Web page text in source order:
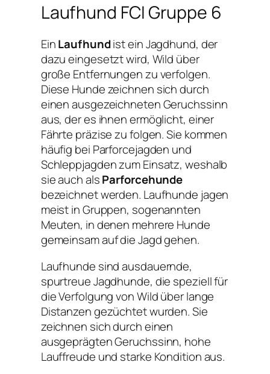
Laufhund FCI Gruppe 6
EinLaufhundist ein Jagdhund, der
dazu eingesetzt wird, Wild über
große Entfernungen zu verfolgen.
Diese Hunde zeichnen sich durch
einen ausgezeichneten Geruchssinn
aus, der es ihnen ermöglicht, einer
Fährte präzise zu folgen. Sie kommen
häufig bei Parforcejagden und
Schleppjagden zum Einsatz, weshalb
sie auch alsParforcehunde
bezeichnet werden. Laufhunde jagen
meist in Gruppen, sogenannten
Meuten, in denen mehrere Hunde
gemeinsam auf die Jagd gehen.
Laufhunde sind ausdauernde,
spurtreue Jagdhunde, die speziell für
die Verfolgung von Wild über lange
Distanzen gezüchtet wurden. Sie
zeichnen sich durch einen
ausgeprägten Geruchssinn, hohe
Lauffreude und starke Kondition aus.